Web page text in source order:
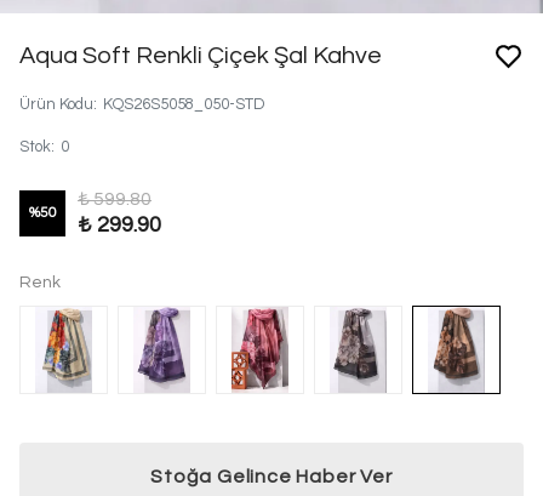
Aqua Soft Renkli Çiçek Şal Kahve
Ürün Kodu: KQS26S5058_050-STD
Stok: 0
%50
₺ 599.80
₺ 299.90
Renk
Stoğa Gelince Haber Ver